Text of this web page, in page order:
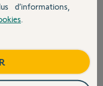
épouse et impossible
merci d avance pour
d’informations,